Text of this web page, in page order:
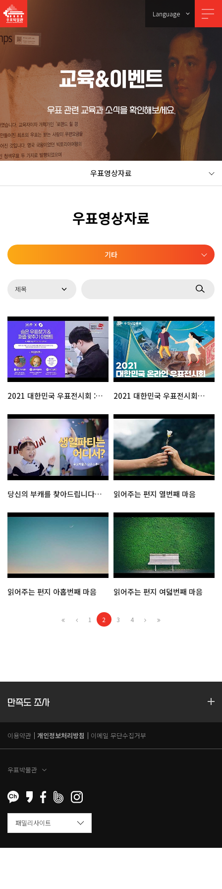
Language
교육&이벤트
우표 관련 교육과 소식을 확인해보세요.
우표영상자료
우표영상자료
기타
2021 대한민국 우표전시회 : 숨은 우표찾기 & 퍼즐맞추기 2021 대한민국 우표전시회를 소개합니다.
당신의 부캐를 찾아드립니다! : 우표박물관 오픈 스튜디오 읽어주는 편지 열번째 마음
읽어주는 편지 아홉번째 마음 읽어주는 편지 여덟번째 마음
1 2 3 4
만족도 조사
이용약관 개인정보처리방침 이메일 무단수집거부
우표박물관